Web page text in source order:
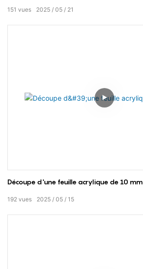
2025 05 21
151 vues
Découpe d'une feuille acrylique de 10 mm
2025 05 15
192 vues